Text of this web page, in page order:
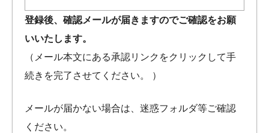
く
り
登録後、確認メールが届きますのでご確認をお願
いいたします。
（メール本文にある承認リンクをクリックして手
続きを完了させてください。 ）
メールが届かない場合は、迷惑フォルダ等ご確認
ください。